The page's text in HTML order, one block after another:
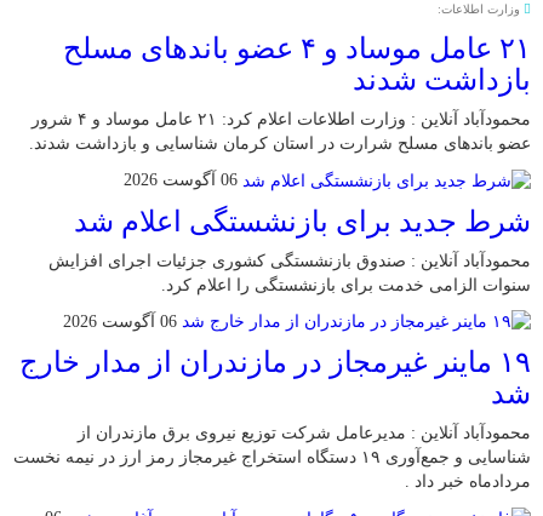
وزارت اطلاعات:
۲۱ عامل موساد و ۴ عضو باند‌های مسلح
بازداشت شدند
محمودآباد آنلاین : وزارت اطلاعات اعلام کرد: ۲۱ عامل موساد و ۴ شرور
عضو باند‌های مسلح شرارت در استان کرمان شناسایی و بازداشت شدند.
06 آگوست 2026
شرط جدید برای بازنشستگی اعلام شد
محمودآباد آنلاین : صندوق بازنشستگی کشوری جزئیات اجرای افزایش
سنوات الزامی خدمت برای بازنشستگی را اعلام کرد.
06 آگوست 2026
۱۹ ماینر غیرمجاز در مازندران از مدار خارج
شد
محمودآباد آنلاین : مدیرعامل شرکت توزیع نیروی برق مازندران از
شناسایی و جمع‌آوری ۱۹ دستگاه استخراج غیرمجاز رمز ارز در نیمه نخست
مردادماه خبر داد .